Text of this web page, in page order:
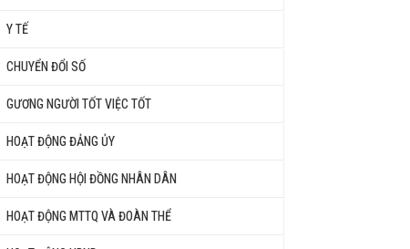
Y TẾ
CHUYỂN ĐỔI SỐ
GƯƠNG NGƯỜI TỐT VIỆC TỐT
HOẠT ĐỘNG ĐẢNG ỦY
HOẠT ĐỘNG HỘI ĐỒNG NHÂN DÂN
HOẠT ĐỘNG MTTQ VÀ ĐOÀN THỂ